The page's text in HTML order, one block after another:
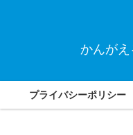
かんがえ
プライバシーポリシー